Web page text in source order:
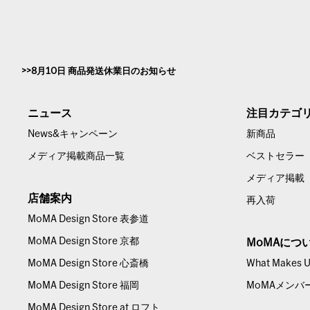
8月10日 商品発送休業日のお知らせ
ニュース
News&キャンペーン
メディア掲載商品一覧
店舗案内
MoMA Design Store 表参道
MoMA Design Store 京都
MoMA Design Store 心斎橋
MoMA Design Store 福岡
MoMA Design Store at ロフト
注目カテゴ
新商品
ベストセラー
メディア掲載
再入荷
MoMAにつ
What Makes
MoMAメンバ